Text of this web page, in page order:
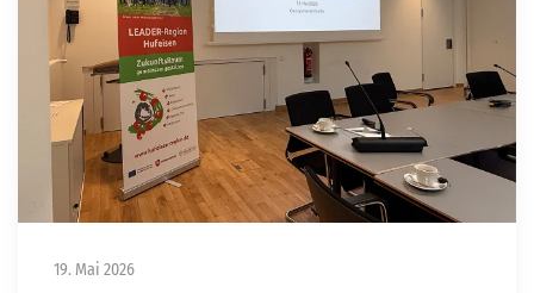
19. Mai 2026